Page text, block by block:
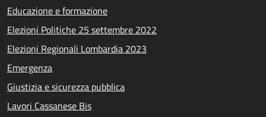
Educazione e formazione
Elezioni Politiche 25 settembre 2022
Elezioni Regionali Lombardia 2023
Emergenza
Giustizia e sicurezza pubblica
Lavori Cassanese Bis